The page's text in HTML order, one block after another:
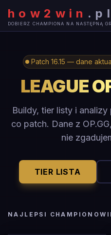
how2win . pl
DOBIERZ CHAMPIONA NA NASTĘPNĄ
Patch 16.15 — dane
LEAGUE
Buildy, tier listy i
co patch. Dane z
nie
TIER LISTA
NAJLEPSI